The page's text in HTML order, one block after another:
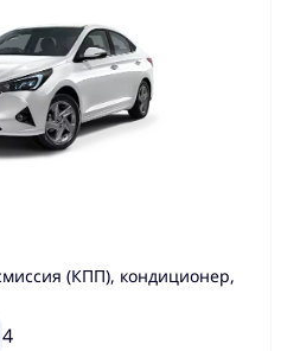
(КПП), кондиционер,
4